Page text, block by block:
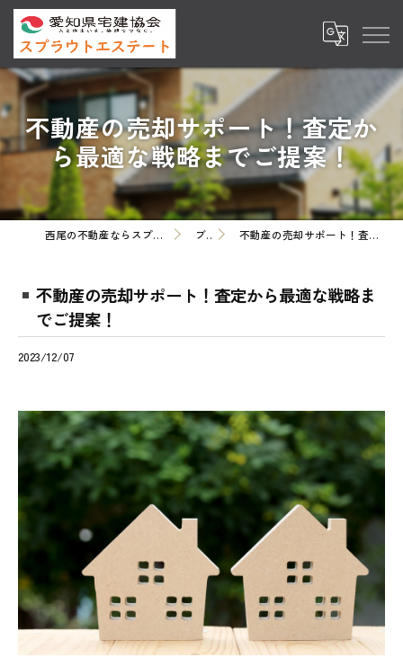
不動産の売却サポート！査定か
ら最適な戦略までご提案！
西尾の不動産ならスプラウトエステート株式会社 ブログ 不動産の売却サポート！査定から最適な戦略までご提案！
不動産の売却サポート！査定から最適な戦略ま
でご提案！
2023/12/07